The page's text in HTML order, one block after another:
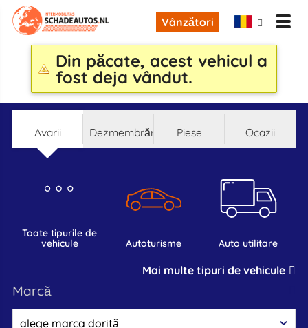
Vânzători
Din păcate, acest vehicul a
fost deja vândut.
Avarii Dezmembrări Piese Ocazii
toate tipurile de
vehicule
autoturisme auto utilitare
Mai multe tipuri de vehicule
marcă